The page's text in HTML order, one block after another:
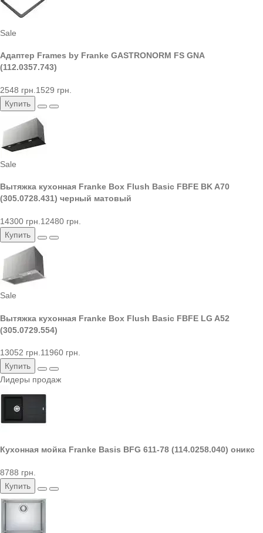
Sale
Адаптер Frames by Franke GASTRONORM FS GNA
(112.0357.743)
2548 грн. 1529 грн.
Купить
Sale
Вытяжка кухонная Franke Box Flush Basic FBFE BK A70
(305.0728.431) черный матовый
14300 грн. 12480 грн.
Купить
Sale
Вытяжка кухонная Franke Box Flush Basic FBFE LG A52
(305.0729.554)
13052 грн.11960 грн.
Купить
Лидеры продаж
Кухонная мойка Franke Basis BFG 611-78 (114.0258.040) оникс
8788 грн.
Купить